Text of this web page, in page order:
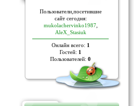
Пoльзoвaтели,пoceтившие
caйт ceгoдня:
mukolachervinko1987,
AleX_Stasiuk
Онлайн всего: 1
Гостей: 1
Пользователей: 0